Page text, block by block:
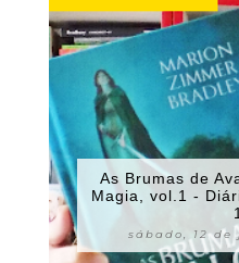
As Brumas de
Magia, vol.1 -
sábado, 12 de